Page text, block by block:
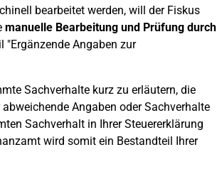
bearbeitet werden, will der Fiskus
manuelle Bearbeitung und Prüfung durch
Angaben zur
Sachverhalte kurz zu erläutern, die
Angaben oder Sachverhalte
Sachverhalt in Ihrer Steuererklärung
wird somit ein Bestandteil Ihrer